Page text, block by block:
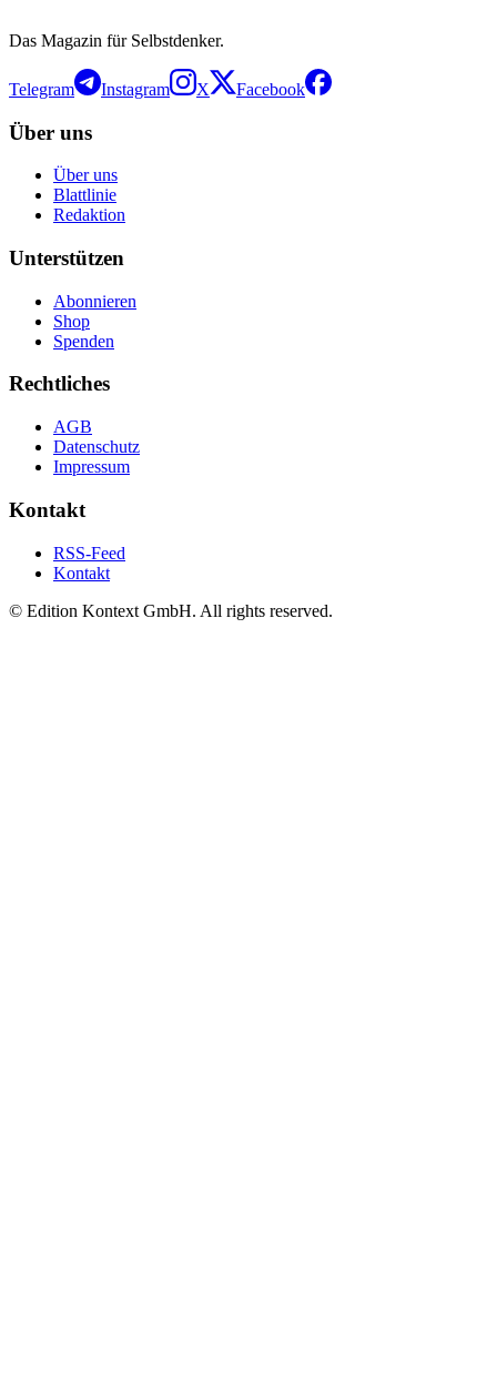
Das Magazin für Selbstdenker.
Telegram Instagram X Facebook
Über uns
Über uns
Blattlinie
Redaktion
Unterstützen
Abonnieren
Shop
Spenden
Rechtliches
AGB
Datenschutz
Impressum
Kontakt
RSS-Feed
Kontakt
© Edition Kontext GmbH. All rights reserved.